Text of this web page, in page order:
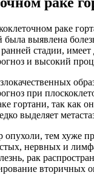
раке
была выявлена
стадии, имеет
и высокий
при
гортани, так как
выделяет
опухоли, тем хуже
нервных и
рак
вторичных